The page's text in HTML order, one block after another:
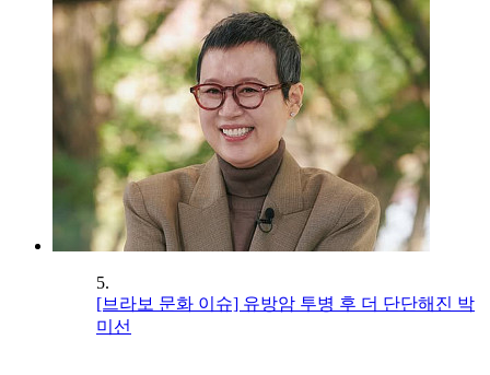
5.
[브라보 문화 이슈] 유방암 투병 후 더 단단해진 박
미선